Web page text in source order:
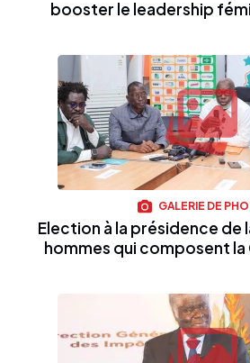
booster le leadership
GALERIE DE
Election à la présidence de
hommes qui composent